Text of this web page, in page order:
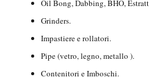
Oil Bong, Dabbing, BHO,
Grinders.
Impastiere e rollatori.
Pipe (vetro, legno, metallo ).
Contenitori e Imboschi.